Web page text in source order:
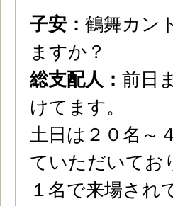
子安： 鶴舞カン
ますか？
総支配人： 前日
けてます。
土日は２０名～
ていただいてお
１名で来場され